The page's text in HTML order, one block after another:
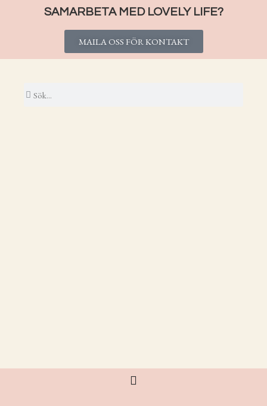
SAMARBETA MED LOVELY LIFE?
MAILA OSS FÖR KONTAKT